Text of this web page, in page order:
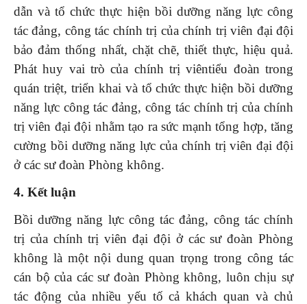
dẫn và tổ chức thực hiện bồi dưỡng năng lực công
tác đảng, công tác chính trị của chính trị viên đại đội
bảo đảm thống nhất, chặt chẽ, thiết thực, hiệu quả.
Phát huy vai trò của chính trị viêntiểu đoàn trong
quán triệt, triển khai và tổ chức thực hiện bồi dưỡng
năng lực công tác đảng, công tác chính trị của chính
trị viên đại đội nhằm tạo ra sức mạnh tổng hợp, tăng
cường bồi dưỡng năng lực của chính trị viên đại đội
ở các sư đoàn Phòng không.
4. Kết luận
Bồi dưỡng năng lực công tác đảng, công tác chính
trị của chính trị viên đại đội ở các sư đoàn Phòng
không là một nội dung quan trọng trong công tác
cán bộ của các sư đoàn Phòng không, luôn chịu sự
tác động của nhiều yếu tố cả khách quan và chủ